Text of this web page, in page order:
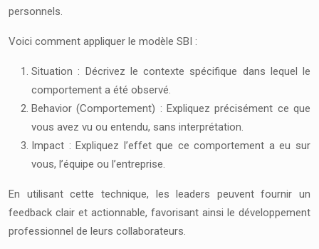
personnels.
Voici comment appliquer le modèle SBI :
Situation : Décrivez le contexte spécifique dans lequel le
comportement a été observé.
Behavior (Comportement) : Expliquez précisément ce que
vous avez vu ou entendu, sans interprétation.
Impact : Expliquez l’effet que ce comportement a eu sur
vous, l’équipe ou l’entreprise.
En utilisant cette technique, les leaders peuvent fournir un
feedback clair et actionnable, favorisant ainsi le développement
professionnel de leurs collaborateurs.